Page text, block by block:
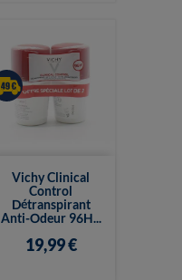
Vichy Clinical
Control
Détranspirant
Anti-Odeur 96H...
19,99 €